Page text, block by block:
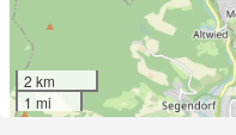
2 km
1 mi